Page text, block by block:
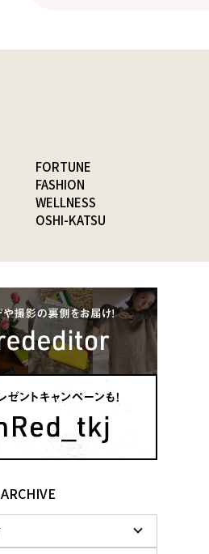
FORTUNE
FASHION
WELLNESS
OSHI-KATSU
ARCHIVE